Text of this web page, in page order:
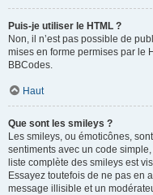
Puis-je utiliser le HTML ?
Non, il n’est pas possible de
mises en forme permises par le
BBCodes.
Haut
Que sont les smileys ?
Les smileys, ou émoticônes,
sentiments avec un code
liste complète des smileys est
Essayez toutefois de ne pas en
message illisible et un